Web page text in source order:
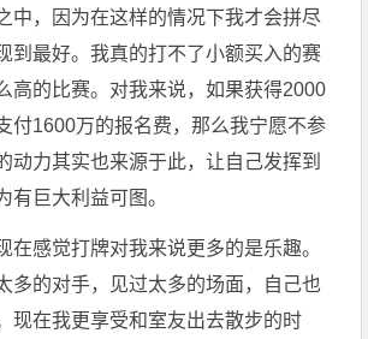
中，因为在这样的情况下我才会拼尽
到最好。我真的打不了小额买入的赛
高的比赛。对我来说，如果获得2000
付1600万的报名费，那么我宁愿不参
动力其实也来源于此，让自己发挥到
有巨大利益可图。
在感觉打牌对我来说更多的是乐趣。
多的对手，见过太多的场面，自己也
现在我更享受和室友出去散步的时